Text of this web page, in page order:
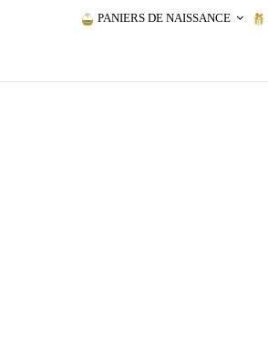
PANIERS DE NAISSANCE